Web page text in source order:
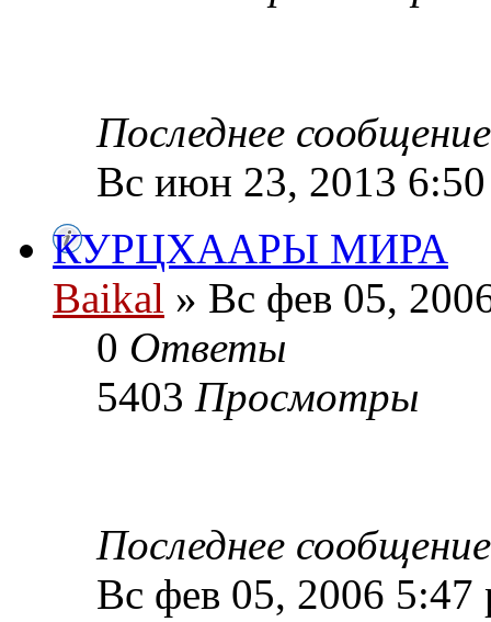
Последнее
Вс июн 23, 2013
КУРЦХААРЫ МИРА
Baikal » Вс фев 05,
0 Ответы
5403 Просмотры
Последнее
Вс фев 05, 2006 5:47